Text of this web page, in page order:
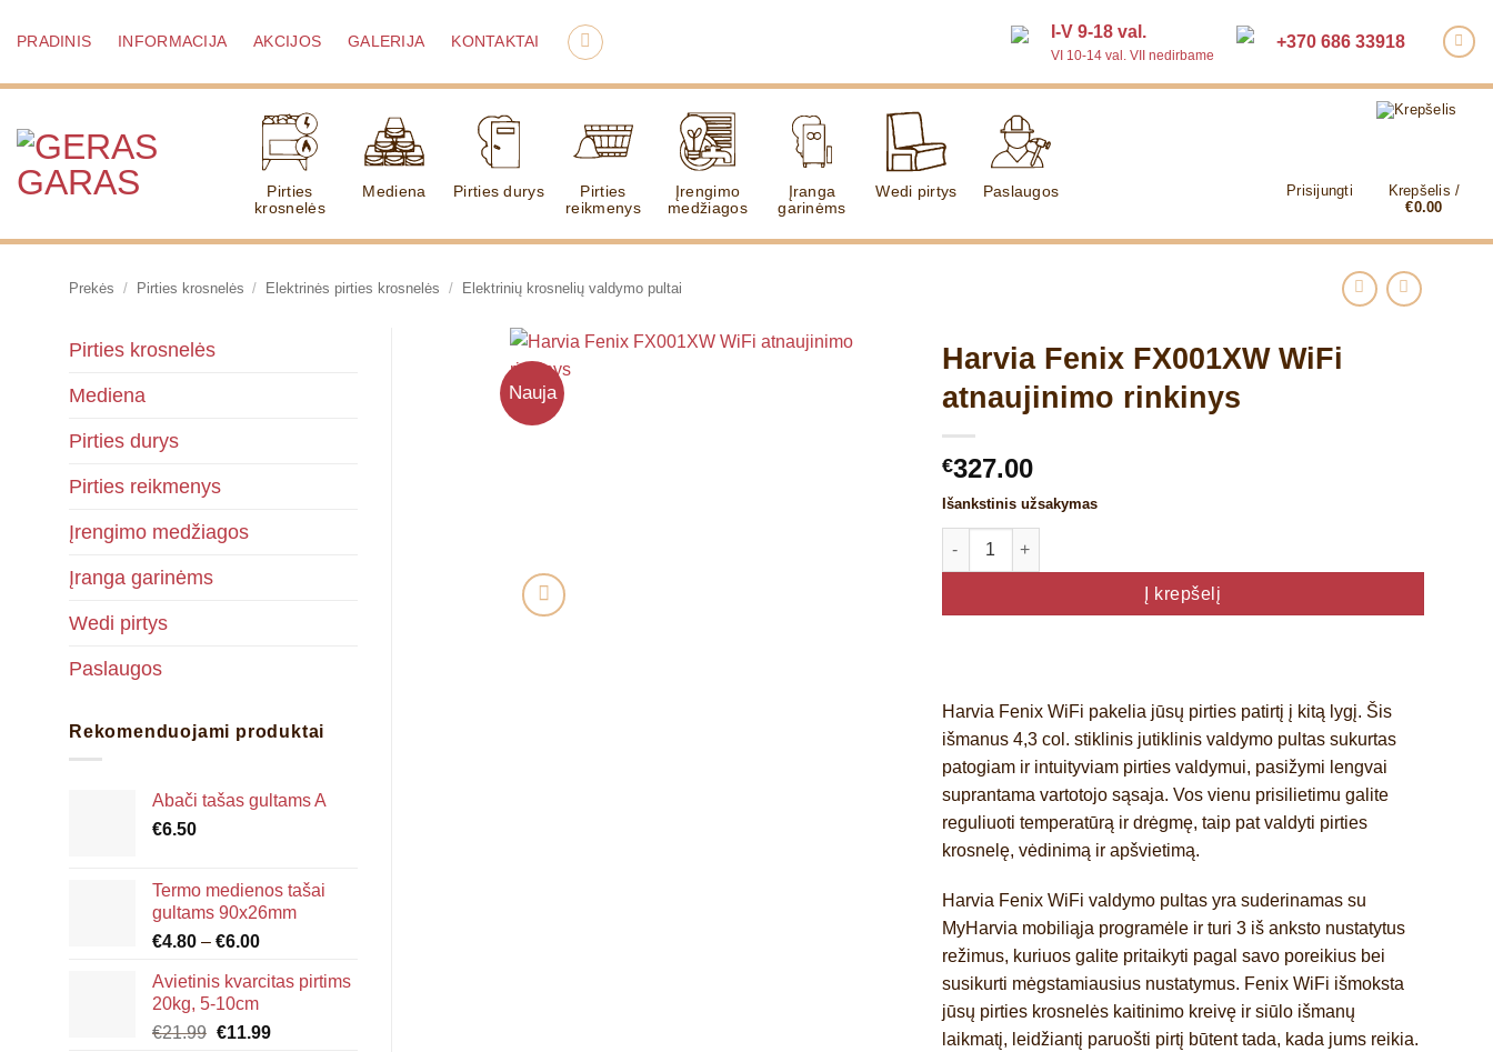
PRADINIS INFORMACIJA AKCIJOS GALERIJA KONTAKTAI
I-V 9-18 val.
VI 10-14 val. VII nedirbame
+370 686 33918
Pirties
krosnelės
Mediena Pirties durys
Pirties
reikmenys
Įrengimo
medžiagos
Įranga
garinėms
Wedi pirtys Paslaugos Prisijungti
Krepšelis /
€0.00
Prekės / Pirties krosnelės / Elektrinės pirties krosnelės / Elektrinių krosnelių valdymo pultai
Pirties krosnelės
Mediena
Pirties durys
Pirties reikmenys
Įrengimo medžiagos
Įranga garinėms
Wedi pirtys
Paslaugos
Rekomenduojami produktai
Abači tašas gultams A
€6.50
Termo medienos tašai
gultams 90x26mm
€4.80 – €6.00Price
€4.80
€6.00
Avietinis kvarcitas pirtims
20kg, 5-10cm
€21.99 Original
€11.99Current
Nauja
Harvia Fenix FX001XW WiFi
atnaujinimo rinkinys
€327.00
Išankstinis užsakymas
produkto kiekis: Harvia Fenix FX001XW WiFi atnaujinimo rinkinys
Į krepšelį
Harvia Fenix WiFi pakelia jūsų pirties patirtį į kitą lygį. Šis
išmanus 4,3 col. stiklinis jutiklinis valdymo pultassukurtas
patogiam ir intuityviam pirties valdymui, pasižymi lengvai
suprantama vartotojo sąsaja. Vos vienu prisilietimu galite
reguliuoti temperatūrą ir drėgmę, taip pat valdyti pirties
krosnelę, vėdinimą ir apšvietimą.
Harvia Fenix WiFi valdymo pultas yra suderinamas su
MyHarvia mobiliąja programėleir turi 3 iš anksto nustatytus
režimus, kuriuos galite pritaikyti pagal savo poreikius bei
susikurti mėgstamiausius nustatymus. Fenix WiFi išmoksta
jūsų pirties krosnelės kaitinimo kreivę ir siūlo išmanų
laikmatį, leidžiantį paruošti pirtį būtent tada, kada jums reikia.